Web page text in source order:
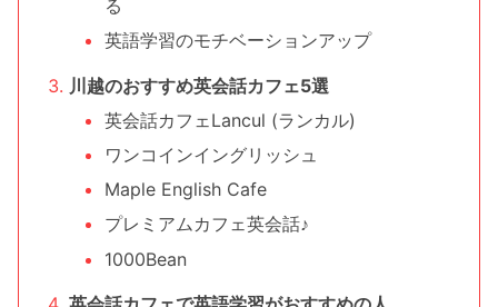
る
英語学習のモチベーションアップ
川越のおすすめ英会話カフェ5選
英会話カフェLancul (ランカル)
ワンコインイングリッシュ
Maple English Cafe
プレミアムカフェ英会話♪
1000Bean